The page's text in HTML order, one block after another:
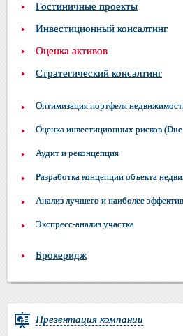
Гостиничные проекты
Инвестиционный консалтинг
Оценка активов
Стратегический консалтинг
Оптимизация портфеля
Оценка инвестиционных рисков
Аудит и реконцепция
Разработка концепции объекта
Анализ лучшего и наиболее
Экспресс-анализ участка
Брокеридж
Презентация компании